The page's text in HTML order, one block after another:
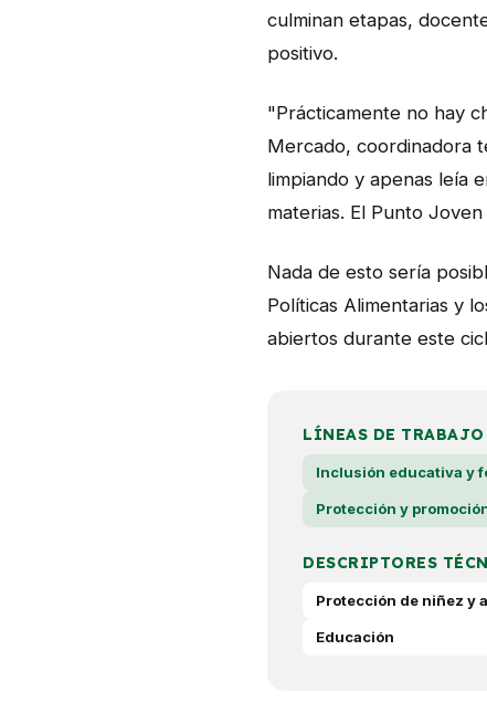
culminan etapas,
positivo.
"Prácticamente no hay
Mercado, coordinadora
limpiando y apenas leía
materias. El Punto
Nada de esto sería
Políticas Alimentarias y
abiertos durante este
LÍNEAS DE TRABAJO
Inclusión educativa y
Protección y
DESCRIPTORES
Protección de niñez y
Educación